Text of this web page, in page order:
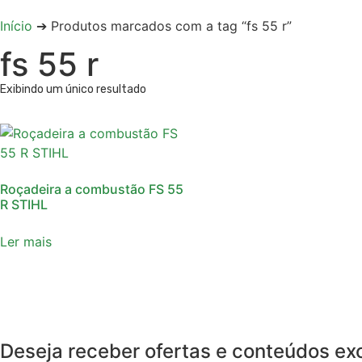
Início ➔ Produtos marcados com a tag “fs 55 r”
fs 55 r
Exibindo um único resultado
Roçadeira a combustão FS 55
R STIHL
Ler mais
Deseja receber ofertas e conteúdos